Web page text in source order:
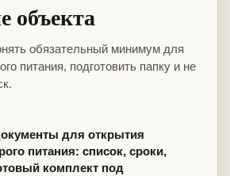
объекта
обязательный минимум для
питания, подготовить папку и не
для открытия
питания: список, сроки,
комплект под